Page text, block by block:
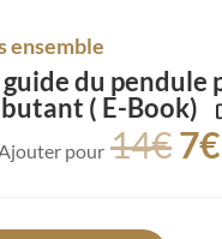
ensemble
guide du pendule
( E-Book)
pour 14€7€